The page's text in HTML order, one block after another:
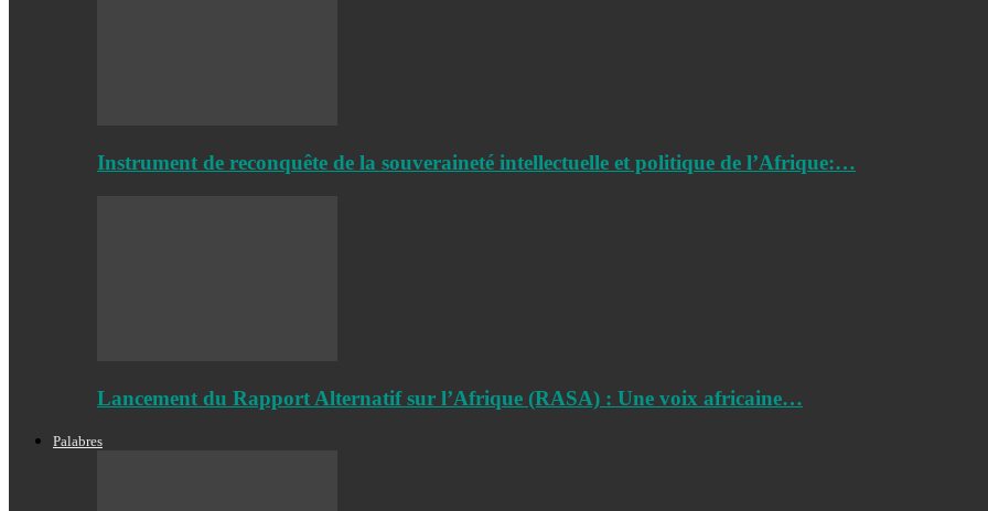
Instrument de reconquête de la souveraineté intellectuelle et politique de l’Afrique:…
Lancement du Rapport Alternatif sur l’Afrique (RASA) : Une voix africaine…
Palabres